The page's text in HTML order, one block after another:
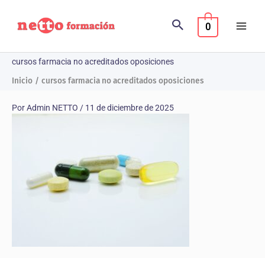
contenido
0
cursos farmacia no acreditados oposiciones
Inicio cursos farmacia no acreditados oposiciones
PorAdmin NETTO / 11 de diciembre de 2025